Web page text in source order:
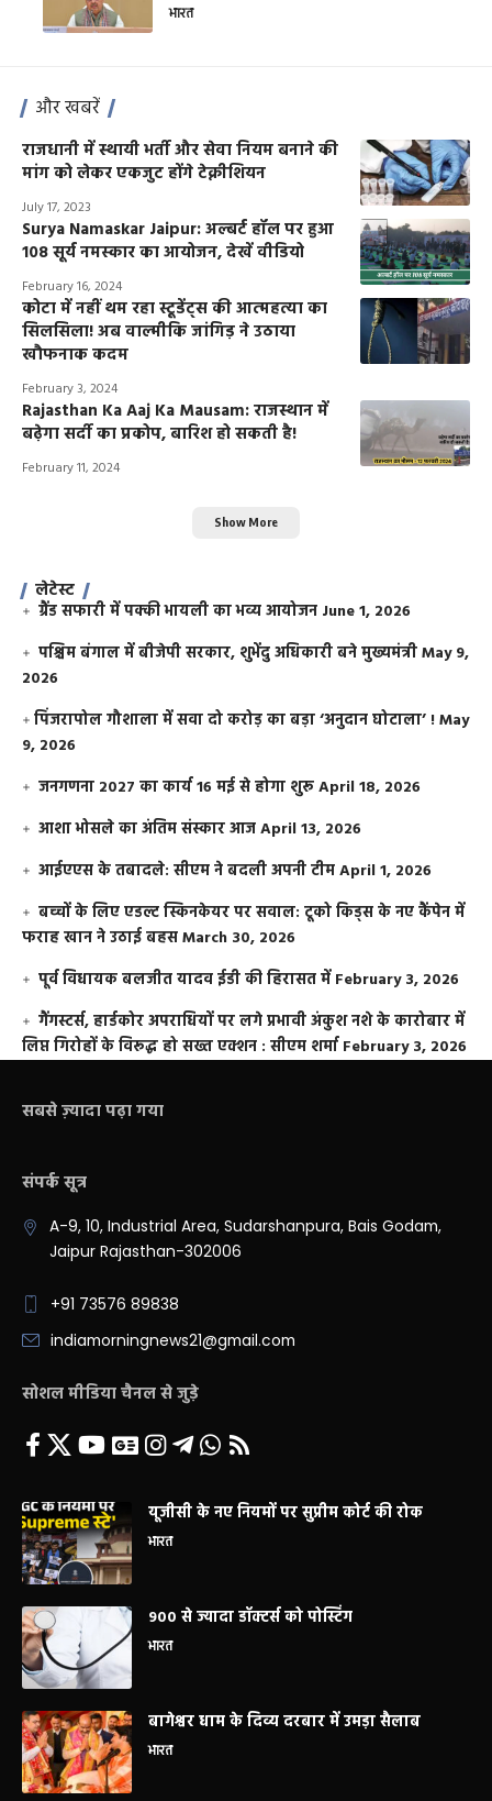
भारत
और खबरें
राजधानी में स्थायी भर्ती और सेवा नियम बनाने की
मांग को लेकर एकजुट होंगे टेक्नीशियन
July 17, 2023
Surya Namaskar Jaipur: अल्बर्ट हॉल पर हुआ
108 सूर्य नमस्कार का आयोजन, देखें वीडियो
February 16, 2024
कोटा में नहीं थम रहा स्टूडेंट्स की आत्महत्या का
सिलसिला! अब वाल्मीकि जांगिड़ ने उठाया
खौफनाक कदम
February 3, 2024
Rajasthan Ka Aaj Ka Mausam: राजस्थान में
बढ़ेगा सर्दी का प्रकोप, बारिश हो सकती है!
February 11, 2024
Show More
लेटेस्ट
ग्रैंड सफारी में पक्की भायली का भव्य आयोजन June 1, 2026
पश्चिम बंगाल में बीजेपी सरकार, शुभेंदु अधिकारी बने मुख्यमंत्रीMay 9,
2026
​पिंजरापोल गौशाला में सवा दो करोड़ का बड़ा ‘अनुदान घोटाला’ !May
9, 2026
जनगणना 2027 का कार्य 16 मई से होगा शुरूApril 18, 2026
आशा भोसले का अंतिम संस्कार आजApril 13, 2026
आईएएस के तबादले: सीएम ने बदली अपनी टीमApril 1, 2026
बच्चों के लिए एडल्ट स्किनकेयर पर सवाल: टूको किड्स के नए कैंपेन में
फराह खान ने उठाई बहसMarch 30, 2026
पूर्व विधायक बलजीत यादव ईडी की हिरासत में February 3, 2026
गैंगस्टर्स, हार्डकोर अपराधियों पर लगे प्रभावी अंकुश नशे के कारोबार में
लिप्त गिरोहों के विरूद्ध हो सख्त एक्शन : सीएम शर्मा February 3, 2026
सबसे ज़्यादा पढ़ा गया
संपर्क सूत्र
A-9, 10, Industrial Area, Sudarshanpura, Bais Godam,
Jaipur Rajasthan-302006
+91 73576 89838
indiamorningnews21@gmail.com
सोशल मीडिया चैनल से जुड़े
यूजीसी के नए नियमों पर सुप्रीम कोर्ट की रोक
भारत
900 से ज्यादा डॉक्टर्स को पोस्टिंग
भारत
बागेश्वर धाम के दिव्य दरबार में उमड़ा सैलाब
भारत